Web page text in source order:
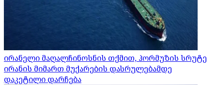
ირანელი მაღალჩინოსნის თქმით, ჰორმუზის სრუტე
ირანის მიმართ მუქარების დასრულებამდე
დაკეტილი დარჩება